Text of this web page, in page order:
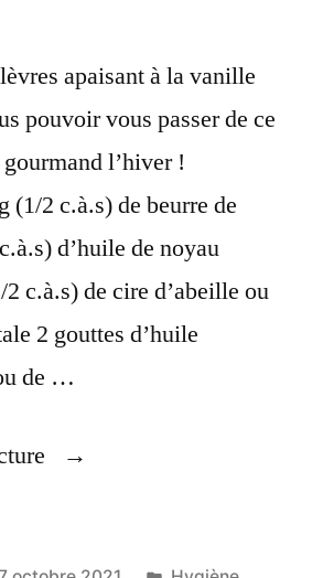
apaisant à la vanille
pouvoir vous passer de ce
l’hiver !
(1/2 c.à.s) de beurre de
d’huile de noyau
c.à.s) de cire d’abeille ou
2 gouttes d’huile
de …
« Cosmétiques,